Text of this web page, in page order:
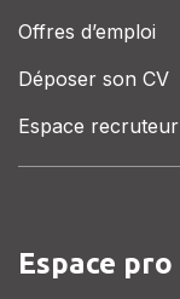
Offres d’emploi
Déposer son CV
Espace recruteur
Espace pro